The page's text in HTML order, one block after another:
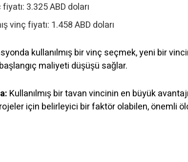
3.325 ABD doları
vinç fiyatı: 1.458 ABD doları
kullanılmış bir vinç seçmek, yeni bir
maliyeti düşüşü sağlar.
Kullanılmış bir tavan vincinin en büyük
için belirleyici bir faktör olabilen, önemli